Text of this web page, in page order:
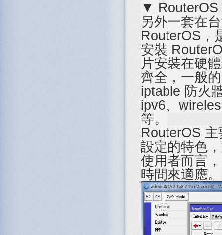
▼ RouterOS
另外一套在
RouterOS，
安裝
片安裝在硬
齊全，一般
iptable 防火
ipv6、
等。
RouterOS
設定的特色
使用者而言
時間來適應。